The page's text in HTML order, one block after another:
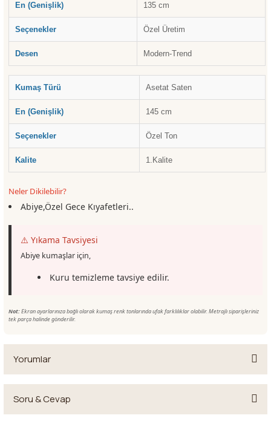
En (Genişlik) 135 cm
Seçenekler Özel Üretim
Desen Modern-Trend
Kumaş Türü Asetat Saten
En (Genişlik) 145 cm
Seçenekler Özel Ton
Kalite 1.Kalite
Neler Dikilebilir?
Abiye,Özel Gece Kıyafetleri..
⚠️ Yıkama Tavsiyesi
Abiye kumaşlar için,
Kuru temizleme tavsiye edilir.
Not:Ekran ayarlarınıza bağlı olarak kumaş renk tonlarında ufak farklılıklar olabilir. Metrajlı siparişleriniz
tek parça halinde gönderilir.
Yorumlar
Soru & Cevap